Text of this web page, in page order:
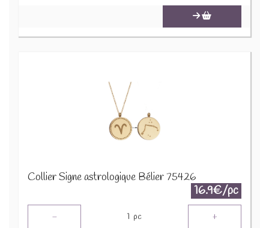
Collier Signe astrologique Bélier 75426
16.9€/pc
- 1 pc +